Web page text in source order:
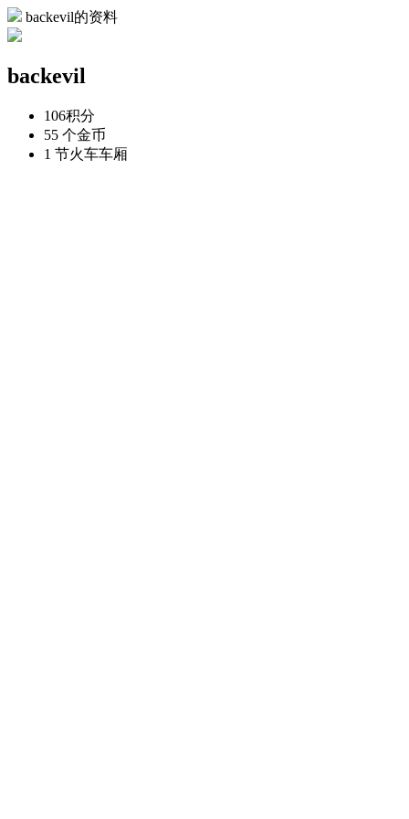
backevil的资料
backevil
106积分
55 个金币
1 节火车车厢